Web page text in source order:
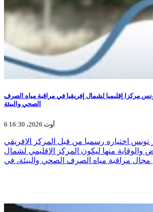
مركزا إقليميا لشمال إفريقيا في مراقبة مياه الصرف
الصحي والبيئة
6 أوت 2026، 16:30
تونس اختياره رسميا من قبل المركز الإفريقي
والوقاية منها ليكون المركز الإقليمي لشمال